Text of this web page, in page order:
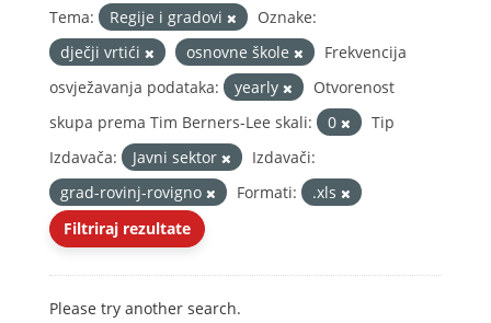
Tema: Regije i gradovi
Oznake:
dječji vrtići
osnovne škole
Frekvencija
osvježavanja podataka:
yearly
Otvorenost
skupa prema Tim Berners-Lee skali:
0
Tip
Izdavača:
Javni sektor
Izdavači:
grad-rovinj-rovigno
Formati:
.xls
Filtriraj rezultate
Please try another search.